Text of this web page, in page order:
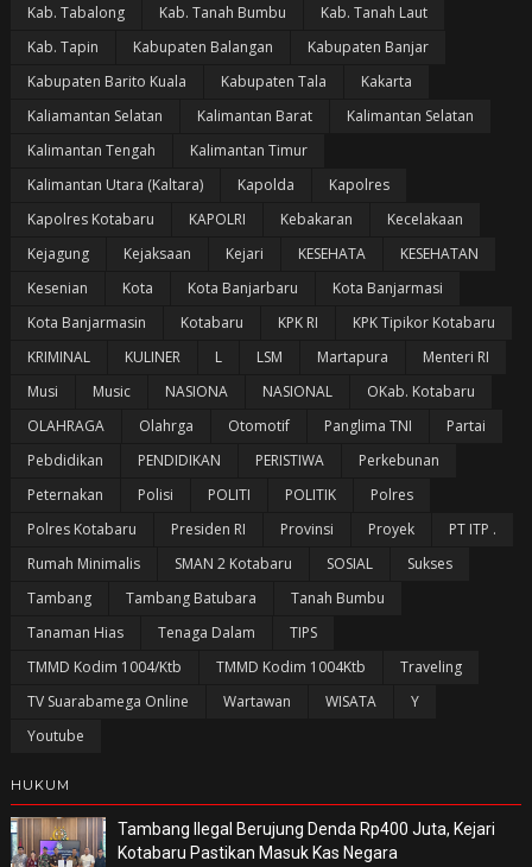
Kab. Tabalong
Kab. Tanah Bumbu
Kab. Tanah Laut
Kab. Tapin
Kabupaten Balangan
Kabupaten Banjar
Kabupaten Barito Kuala
Kabupaten Tala
Kakarta
Kaliamantan Selatan
Kalimantan Barat
Kalimantan Selatan
Kalimantan Tengah
Kalimantan Timur
Kalimantan Utara (Kaltara)
Kapolda
Kapolres
Kapolres Kotabaru
KAPOLRI Kebakaran
Kecelakaan
Kejagung
Kejaksaan Kejari KESEHATA
KESEHATAN
Kesenian
Kota Kota Banjarbaru
Kota Banjarmasi
Kota Banjarmasin
Kotabaru KPK RI
KPK Tipikor Kotabaru
KRIMINAL
KULINER L LSM Martapura
Menteri RI
Musi
Music NASIONA NASIONAL
OKab. Kotabaru
OLAHRAGA
Olahrga Otomotif Panglima TNI
Partai
Pebdidikan
PENDIDIKAN PERISTIWA
Perkebunan
Peternakan
Polisi POLITI POLITIK
Polres
Polres Kotabaru
Presiden RI Provinsi Proyek
PT ITP .
Rumah Minimalis
SMAN 2 Kotabaru SOSIAL
Sukses
Tambang
Tambang Batubara
Tanah Bumbu
Tanaman Hias
Tenaga Dalam
TIPS
TMMD Kodim 1004/Ktb
TMMD Kodim 1004Ktb
Traveling
TV Suarabamega Online
Wartawan WISATA
Y
Youtube
HUKUM
Tambang Ilegal Berujung Denda Rp400 Juta, Kejari
Kotabaru Pastikan Masuk Kas Negara